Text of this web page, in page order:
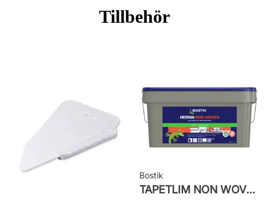
Bredd: 0,53 m
Leverantörens artikelnummer:
51023
Tillbehör
Bostik
TAPETLIM NON WOVEN